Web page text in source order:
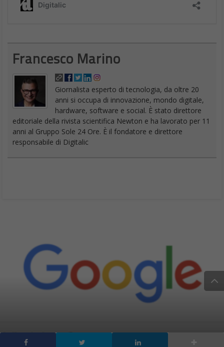
Francesco Marino
Giornalista esperto di tecnologia, da oltre 20
anni si occupa di innovazione, mondo digitale,
hardware, software e social. È stato direttore
editoriale della rivista scientifica Newton e ha lavorato per 11
anni al Gruppo Sole 24 Ore. È il fondatore e direttore
responsabile di Digitalic